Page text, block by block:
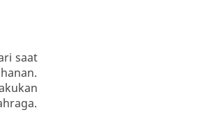
saat